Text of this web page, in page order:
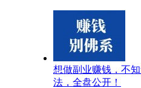
想做副业赚钱，不
法，全盘公开！